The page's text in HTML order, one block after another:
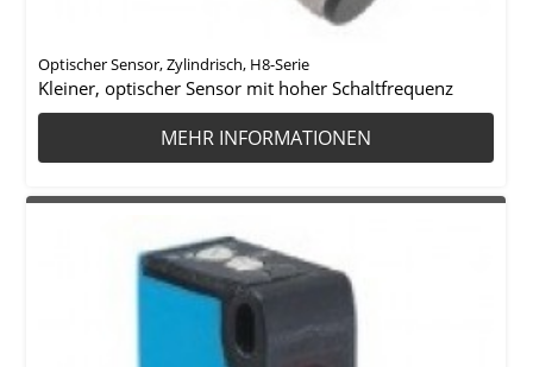
Optischer Sensor, Zylindrisch, H8-Serie
Kleiner, optischer Sensor mit hoher Schaltfrequenz
MEHR INFORMATIONEN